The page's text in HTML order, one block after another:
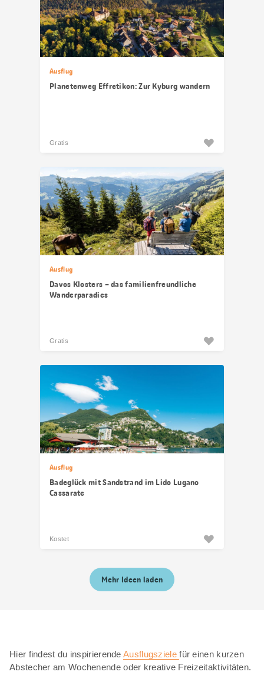
Ausflug
Planetenweg Effretikon: Zur Kyburg wandern
Gratis
Ausflug
Davos Klosters – das familienfreundliche
Wanderparadies
Gratis
Ausflug
Badeglück mit Sandstrand im Lido Lugano
Cassarate
Kostet
Mehr Ideen laden
Hier findest du inspirierendeAusflugszielefür einen kurzen
Abstecher am Wochenende oder kreative Freizeitaktivitäten.